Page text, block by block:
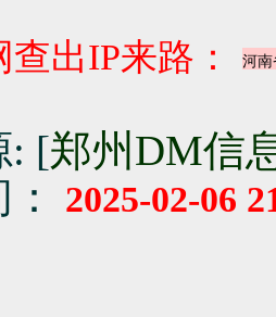
出IP来路：
: [郑州DM信
2025-02-06